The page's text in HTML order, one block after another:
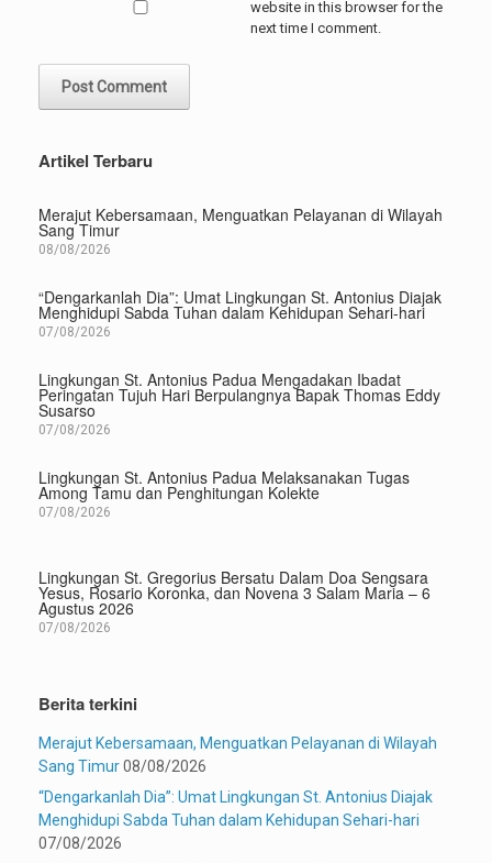
website in this browser for the
next time I comment.
Artikel Terbaru
Merajut Kebersamaan, Menguatkan Pelayanan di Wilayah
Sang Timur
08/08/2026
“Dengarkanlah Dia”: Umat Lingkungan St. Antonius Diajak
Menghidupi Sabda Tuhan dalam Kehidupan Sehari-hari
07/08/2026
Lingkungan St. Antonius Padua Mengadakan Ibadat
Peringatan Tujuh Hari Berpulangnya Bapak Thomas Eddy
Susarso
07/08/2026
Lingkungan St. Antonius Padua Melaksanakan Tugas
Among Tamu dan Penghitungan Kolekte
07/08/2026
Lingkungan St. Gregorius Bersatu Dalam Doa Sengsara
Yesus, Rosario Koronka, dan Novena 3 Salam Maria – 6
Agustus 2026
07/08/2026
Berita terkini
Merajut Kebersamaan, Menguatkan Pelayanan di Wilayah
Sang Timur08/08/2026
“Dengarkanlah Dia”: Umat Lingkungan St. Antonius Diajak
Menghidupi Sabda Tuhan dalam Kehidupan Sehari-hari
07/08/2026